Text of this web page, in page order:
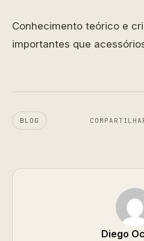
Conhecimento teórico e
importantes que
BLOG
Diego